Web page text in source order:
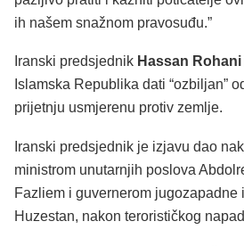
ih našem snažnom pravosuđu.”
Iranski predsjednik Hassan Rohani
Islamska Republika dati “ozbiljan”
prijetnju usmjerenu protiv zemlje.
Iranski predsjednik je izjavu dao
ministrom unutarnjih poslova
Fazliem i guvernerom jugozapadne
Huzestan, nakon terorističkog